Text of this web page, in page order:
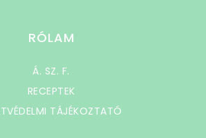
RÓLAM
Á. SZ. F.
RECEPTEK
TÁJÉKOZTATÓ